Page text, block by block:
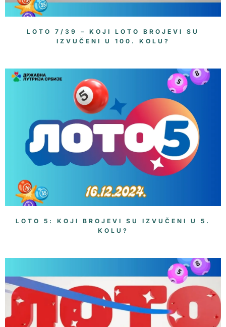
LOTO 7/39 – KOJI LOTO BROJEVI SU
IZVUČENI U 100. KOLU?
LOTO 5: KOJI BROJEVI SU IZVUČENI U 5.
KOLU?